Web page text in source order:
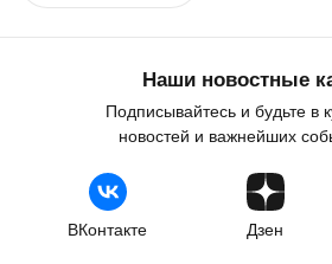
Наши новостные
Подписывайтесь и будьте в
новостей и важнейших
ВКонтакте Дзен